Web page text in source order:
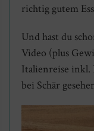
richtig gutem
Und hast du
Video (plus
Italienreise inkl.
bei Schär